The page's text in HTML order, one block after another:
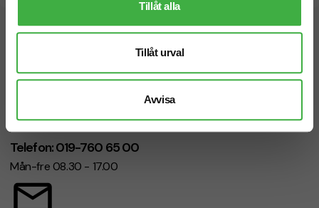
Tillåt alla
Tillåt urval
Avvisa
Vi hjälper dig gärna!
Telefon: 019-760 65 00
Mån-fre 08.30 - 17.00